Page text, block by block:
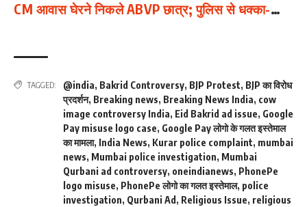
CM आवास घेरने निकले ABVP छात्र; पुलिस से धक्का-
TAGGED: @india, Bakrid Controversy, BJP Protest, BJP का विरोध
प्रदर्शन, Breaking news, Breaking News India, cow
image controversy India, Eid Bakrid ad issue, Google
Pay misuse logo case, Google Pay लोगो के गलत इस्तेमाल
का मामला, India News, Kurar police complaint, mumbai
news, Mumbai police investigation, Mumbai
Qurbani ad controversy, oneindianews, PhonePe
logo misuse, PhonePe लोगो का गलत इस्तेमाल, police
investigation, Qurbani Ad , Religious Issue, religious